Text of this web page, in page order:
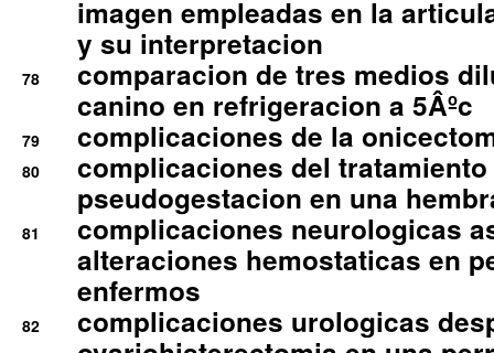
imagen empleadas en la
y su interpretacion
78
comparacion de tres medios
canino en refrigeracion a 5Âºc
79 complicaciones de la
80
complicaciones del
pseudogestacion en una
81
complicaciones neurologicas
alteraciones hemostaticas en
enfermos
82
complicaciones urologicas